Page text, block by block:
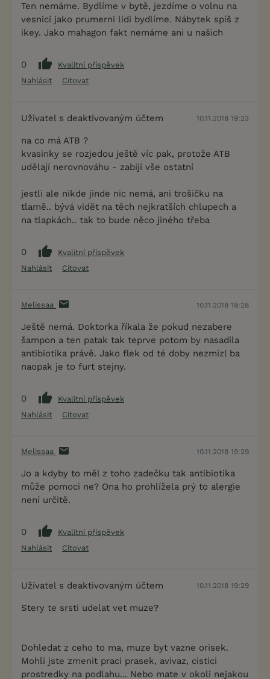
Ten nemáme. Bydlíme v bytě, jezdíme o volnu na
vesnici jako prumerni lidi bydlíme. Nábytek spíš z
ikey. Jako mahagon fakt nemáme ani u našich
0
Kvalitní příspěvek
Nahlásit
Citovat
Uživatel s deaktivovaným účtem 10.11.2018 19:23
na co má ATB ?
kvasinky se rozjedou ještě víc pak, protože ATB
udělají nerovnováhu - zabijí vše ostatní
jestli ale nikde jinde nic nemá, ani trošičku na
tlamě.. bývá vidět na těch nejkratších chlupech a
na tlapkách.. tak to bude něco jiného třeba
0
Kvalitní příspěvek
Nahlásit
Citovat
Melissaa 10.11.2018 19:28
Ještě nemá. Doktorka říkala že pokud nezabere
šampon a ten patak tak teprve potom by nasadila
antibiotika právě. Jako flek od té doby nezmizl ba
naopak je to furt stejny.
0
Kvalitní příspěvek
Nahlásit
Citovat
Melissaa 10.11.2018 19:29
Jo a kdyby to měl z toho zadečku tak antibiotika
může pomoci ne? Ona ho prohlížela prý to alergie
není určitě.
0
Kvalitní příspěvek
Nahlásit
Citovat
Uživatel s deaktivovaným účtem 10.11.2018 19:29
Stery te srsti udelat vet muze?
Dohledat z ceho to ma, muze byt vazne orisek.
Mohli jste zmenit praci prasek, avivaz, cistici
prostredky na podlahu... Nebo mate v okoli nejakou